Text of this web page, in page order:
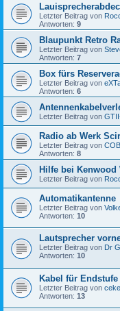
Letzter Beitrag von
Antworten: 9
Blaupunkt Retro
Letzter Beitrag von
Antworten: 7
Box fürs
Letzter Beitrag von
Antworten: 6
Letzter Beitrag von
Radio ab Werk
Letzter Beitrag von COB
Antworten: 8
Hilfe bei Kenwood
Letzter Beitrag von
Automatikantenne
Letzter Beitrag von
Antworten: 10
Lautsprecher
Letzter Beitrag von Dr
Antworten: 10
Kabel für
Letzter Beitrag von
Antworten: 13